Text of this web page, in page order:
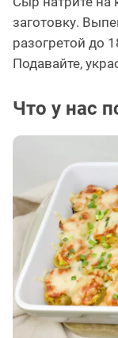
заготовку.
разогретой до
Подавайте,
Что у нас